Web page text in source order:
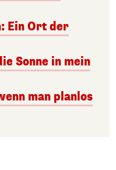
Ein Ort der
Sonne in mein
man planlos